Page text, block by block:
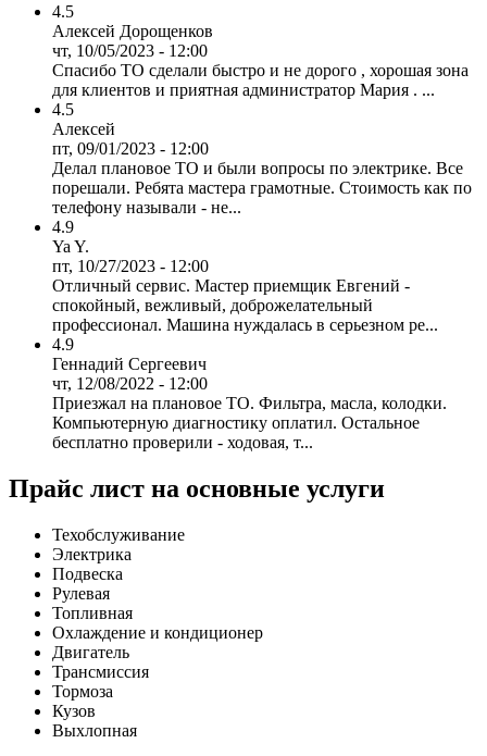
4.5
Алексей Дорощенков
чт, 10/05/2023 - 12:00
Спасибо ТО сделали быстро и не дорого , хорошая зона
для клиентов и приятная администратор Мария . ...
4.5
Алексей
пт, 09/01/2023 - 12:00
Делал плановое ТО и были вопросы по электрике. Все
порешали. Ребята мастера грамотные. Стоимость как по
телефону называли - не...
4.9
Ya Y.
пт, 10/27/2023 - 12:00
Отличный сервис. Мастер приемщик Евгений -
спокойный, вежливый, доброжелательный
профессионал. Машина нуждалась в серьезном ре...
4.9
Геннадий Сергеевич
чт, 12/08/2022 - 12:00
Приезжал на плановое ТО. Фильтра, масла, колодки.
Компьютерную диагностику оплатил. Остальное
бесплатно проверили - ходовая, т...
Прайс лист на основные услуги
Техобслуживание
Электрика
Подвеска
Рулевая
Топливная
Охлаждение и кондиционер
Двигатель
Трансмиссия
Тормоза
Кузов
Выхлопная